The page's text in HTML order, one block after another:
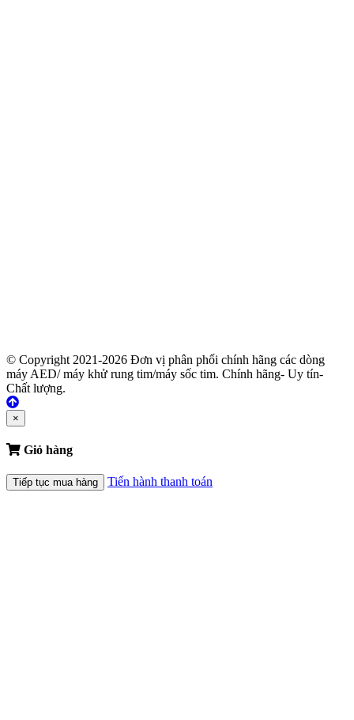
© Copyright 2021-2026 Đơn vị phân phối chính hãng các dòng
máy AED/ máy khử rung tim/máy sốc tim. Chính hãng- Uy tín-
Chất lượng.
×
Giỏ hàng
Tiếp tục mua hàng Tiến hành thanh toán